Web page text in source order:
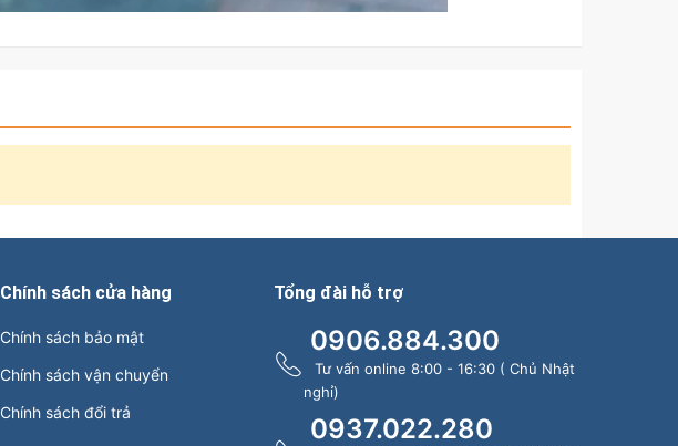
Chính sách cửa hàng
Chính sách bảo mật
Chính sách vận chuyển
Chính sách đổi trả
Tổng đài hỗ trợ
0906.884.300
Tư vấn online 8:00 - 16:30 ( Chủ Nhật
nghỉ)
0937.022.280